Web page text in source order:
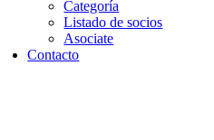
Categoría
Listado de socios
Asociate
Contacto